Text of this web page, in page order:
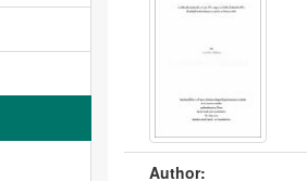
Author: